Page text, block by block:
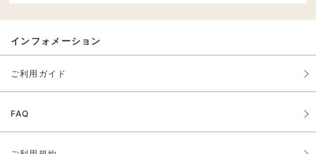
インフォメーション
ご利用ガイド
FAQ